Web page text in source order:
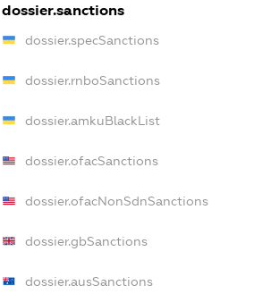
dossier.sanctions
dossier.specSanctions
dossier.rnboSanctions
dossier.amkuBlackList
dossier.ofacSanctions
dossier.ofacNonSdnSanctions
dossier.gbSanctions
dossier.ausSanctions